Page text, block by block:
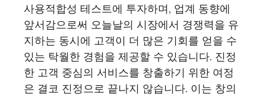
사용적합성 테스트에 투자하며, 업계 동향에
앞서감으로써 오늘날의 시장에서 경쟁력을 유
지하는 동시에 고객이 더 많은 기회를 얻을 수
있는 탁월한 경험을 제공할 수 있습니다. 진정
한 고객 중심의 서비스를 창출하기 위한 여정
은 결코 진정으로 끝나지 않습니다. 이는 창의